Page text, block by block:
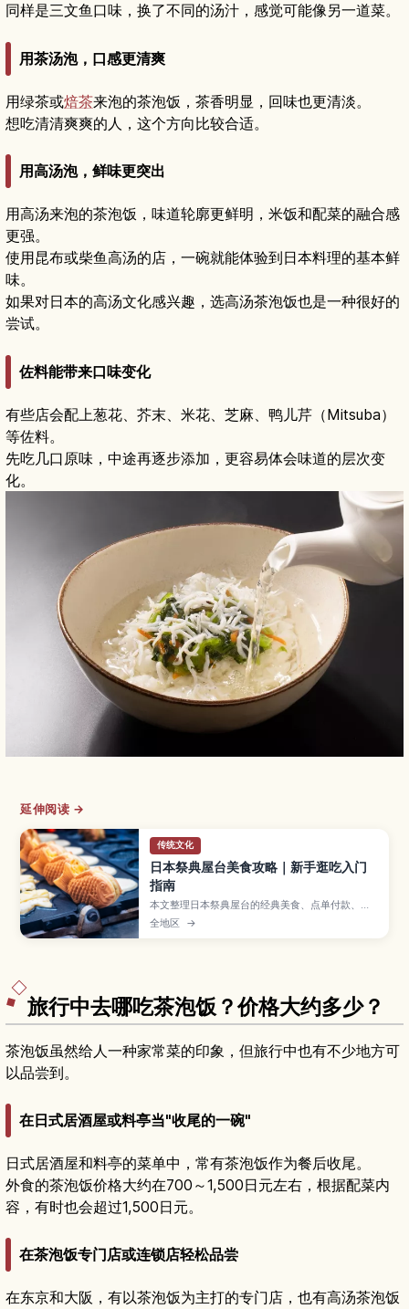
同样是三文鱼口味，换了不同的汤汁，感觉可能像另一道菜。
用茶汤泡，口感更清爽
用绿茶或焙茶来泡的茶泡饭，茶香明显，回味也更清淡。
想吃清清爽爽的人，这个方向比较合适。
用高汤泡，鲜味更突出
用高汤来泡的茶泡饭，味道轮廓更鲜明，米饭和配菜的融合感
更强。
使用昆布或柴鱼高汤的店，一碗就能体验到日本料理的基本鲜
味。
如果对日本的高汤文化感兴趣，选高汤茶泡饭也是一种很好的
尝试。
佐料能带来口味变化
有些店会配上葱花、芥末、米花、芝麻、鸭儿芹（Mitsuba）
等佐料。
先吃几口原味，中途再逐步添加，更容易体会味道的层次变
化。
延伸阅读 →
传统文化
日本祭典屋台美食攻略｜新手逛吃入门
指南
本文整理日本祭典屋台的经典美食、点单付款、边
走边吃礼仪与垃圾处理要点，方便新手轻松逛吃。
全地区 →
旅行中去哪吃茶泡饭？价格大约多少？
茶泡饭虽然给人一种家常菜的印象，但旅行中也有不少地方可
以品尝到。
在日式居酒屋或料亭当"收尾的一碗"
日式居酒屋和料亭的菜单中，常有茶泡饭作为餐后收尾。
外食的茶泡饭价格大约在700～1,500日元左右，根据配菜内
容，有时也会超过1,500日元。
在茶泡饭专门店或连锁店轻松品尝
在东京和大阪，有以茶泡饭为主打的专门店，也有高汤茶泡饭